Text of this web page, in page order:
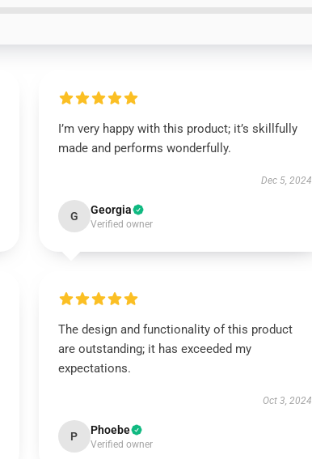
I’m very happy with this product; it’s skillfully
made and performs wonderfully.
Dec 5, 2024
G Georgia
Verified owner
The design and functionality of this product
are outstanding; it has exceeded my
expectations.
Oct 3, 2024
P Phoebe
Verified owner